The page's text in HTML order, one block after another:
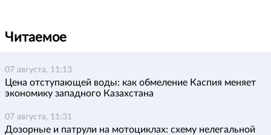
Читаемое
07 августа, 11:13
Цена отступающей воды: как обмеление Каспия меняет
экономику западного Казахстана
07 августа, 11:31
Дозорные и патрули на мотоциклах: схему нелегальной